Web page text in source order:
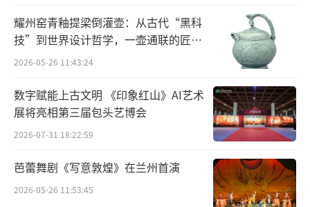
当时的彷徨与呐喊
动先锋人物刘半农戏称为“哭脸校徽”，这一
说法看似轻松随意，也不能说完全是戏谑之
说。其“北大”二字的篆文横向笔画，全部保
持着向下凝坠的势态，确实很容易让人联想到
一张表情沮丧的“人脸”，更难免令人联想到
耀州窑青釉提梁倒灌壶：从古代“黑科
技”到世界设计哲学，一壶通联的匠心
宇宙
2026-05-26 11:43:24
数字赋能上古文明 《印象红山》AI艺术
展将亮相第三届包头艺博会
2026-07-31 18:22:59
芭蕾舞剧《写意敦煌》在兰州首演
2026-05-26 11:53:45